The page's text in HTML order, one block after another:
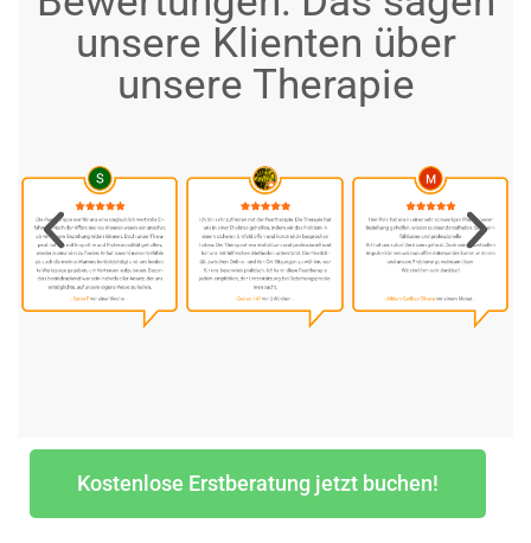
unsere Klienten über
unsere Therapie
Kostenlose Erstberatung jetzt buchen!